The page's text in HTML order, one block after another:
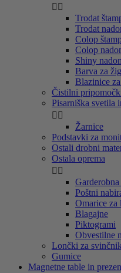
 
Trodat
Trodat
Colop
Colop
Shiny
Barva za
Blazinice
Čistilni
Pisarniška svetila
 
Žarnice
Podstavki za
Ostali drobni
Ostala oprema
 
Poštni
Omarice za
Blagajne
Piktogrami
Obvestilne
Lončki za
Gumice
Magnetne table in